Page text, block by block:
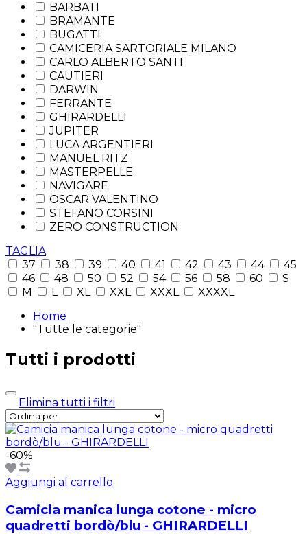
BARBATI
BRAMANTE
BUGATTI
CAMICERIA SARTORIALE MILANO
CARLO ALBERTO SANTI
CAUTIERI
DARWIN
FERRANTE
GHIRARDELLI
JUPITER
LUCA ARGENTIERI
MANUEL RITZ
MASTERPELLE
NAVIGARE
OSCAR VALENTINO
STEFANO CORSINI
ZERO CONSTRUCTION
TAGLIA
37
38 39 40 41 42 43 44
45
46
48 50 52 54 56 58 60
S
M
L XL XXL XXXL
XXXXL
Home
"Tutte le categorie"
Tutti i prodotti
Elimina tutti i filtri
-60%
Aggiungi al carrello
Camicia manica lunga cotone - micro
quadretti bordò/blu - GHIRARDELLI